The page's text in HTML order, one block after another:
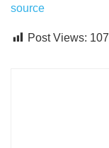
source
Post Views: 107